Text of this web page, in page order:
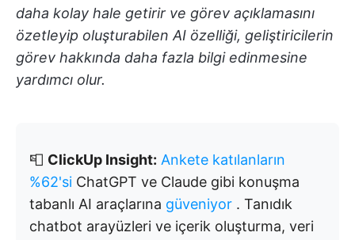
daha kolay hale getirir ve görev açıklamasını
özetleyip oluşturabilen AI özelliği, geliştiricilerin
görev hakkında daha fazla bilgi edinmesine
yardımcı olur.
📮 ClickUp Insight: Ankete katılanların
%62'si ChatGPT ve Claude gibi konuşma
tabanlı AI araçlarına güveniyor . Tanıdık
chatbot arayüzleri ve içerik oluşturma, veri